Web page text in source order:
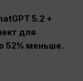
5.2 +
для
52% меньше.